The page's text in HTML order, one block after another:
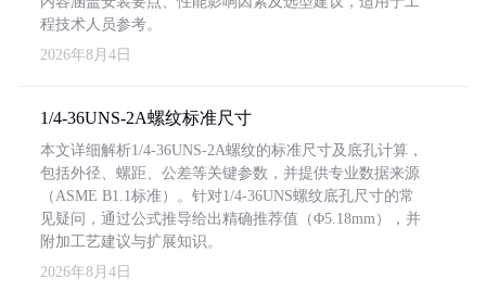
程技术人员参考。
2026年8月4日
1/4-36UNS-2A螺纹标准尺寸
本文详细解析1/4-36UNS-2A螺纹的标准尺寸及底孔计算，
包括外径、螺距、公差等关键参数，并提供专业数据来源
（ASME B1.1标准）。针对1/4-36UNS螺纹底孔尺寸的常
见疑问，通过公式推导给出精确推荐值（Φ5.18mm），并
附加工艺建议与扩展知识。
2026年8月4日